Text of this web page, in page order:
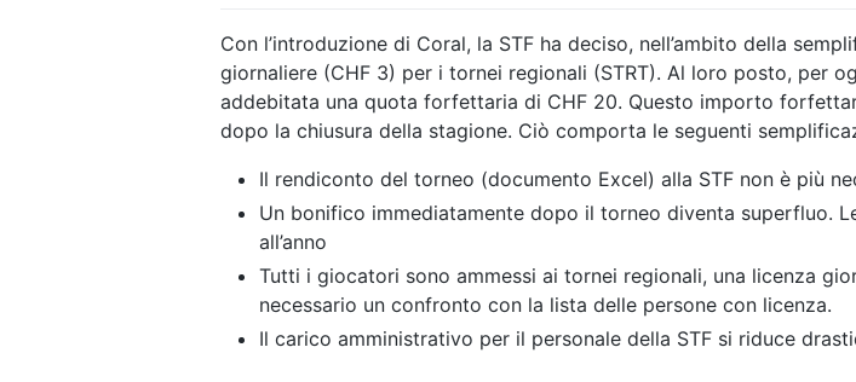
Con l’introduzione di Coral, la STF ha deciso, nell’ambito della
giornaliere (CHF 3) per i tornei regionali (STRT). Al loro posto, per
addebitata una quota forfettaria di CHF 20. Questo importo
dopo la chiusura della stagione. Ciò comporta le seguenti
Il rendiconto del torneo (documento Excel) alla STF non è più
Un bonifico immediatamente dopo il torneo diventa superfluo.
all’anno
Tutti i giocatori sono ammessi ai tornei regionali, una licenza
necessario un confronto con la lista delle persone con licenza.
Il carico amministrativo per il personale della STF si riduce